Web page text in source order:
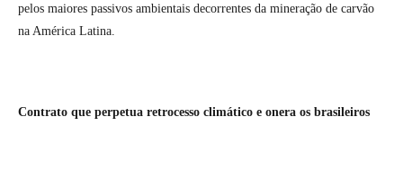
pelos maiores passivos ambientais decorrentes da mineração de carvão
na América Latina.
Contrato que perpetua retrocesso climático e onera os brasileiros